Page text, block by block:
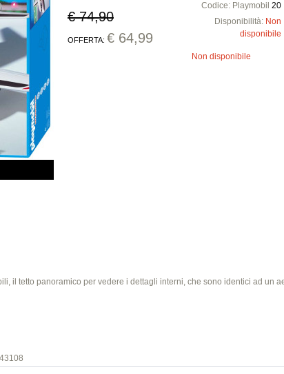
€ 74,90
OFFERTA: € 64,99
Codice: Playmobil 20
Disponibilità: Non
disponibile
Non disponibile
il tetto panoramico per vedere i dettagli interni, che sono identici ad un